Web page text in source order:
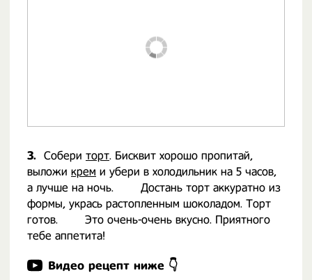
3. Собери торт. Бисквит хорошо пропитай,
выложи крем и убери в холодильник на 5 часов,
а лучше на ночь. ⠀ ⠀ Достань торт аккуратно из
формы, укрась растопленным шоколадом. Торт
готов. ⠀ ⠀ Это очень-очень вкусно. Приятного
тебе аппетита!
Видео рецепт ниже 👇